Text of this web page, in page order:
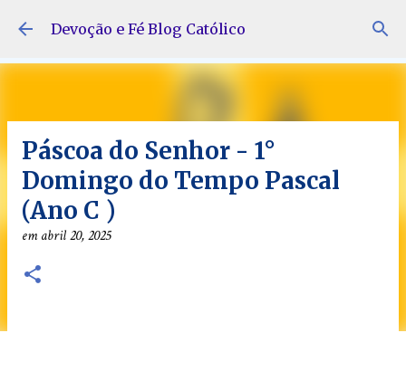
Pular para o conteúdo principal
Devoção e Fé Blog Católico
Páscoa do Senhor - 1°
Domingo do Tempo Pascal
(Ano C )
emabril 20, 2025